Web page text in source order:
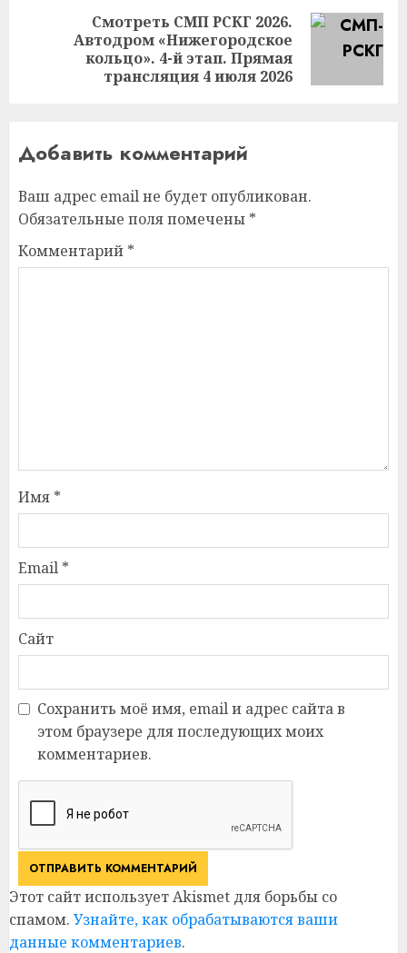
Следующая
Смотреть СМП РСКГ 2026.
Автодром «Нижегородское
кольцо». 4-й этап. Прямая
трансляция 4 июля 2026
Добавить комментарий
Ваш адрес email не будет опубликован.
Обязательные поля помечены *
Комментарий *
Имя *
Email *
Сайт
Сохранить моё имя, email и адрес сайта в
этом браузере для последующих моих
комментариев.
Этот сайт использует Akismet для борьбы со
спамом. Узнайте, как обрабатываются ваши
данные комментариев.